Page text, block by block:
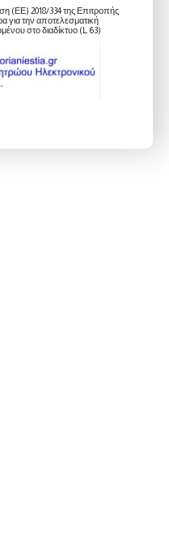
(ΕΕ) 2018/334 της Επιτροπής
για την αποτελεσματική
στο διαδίκτυο (L 63)